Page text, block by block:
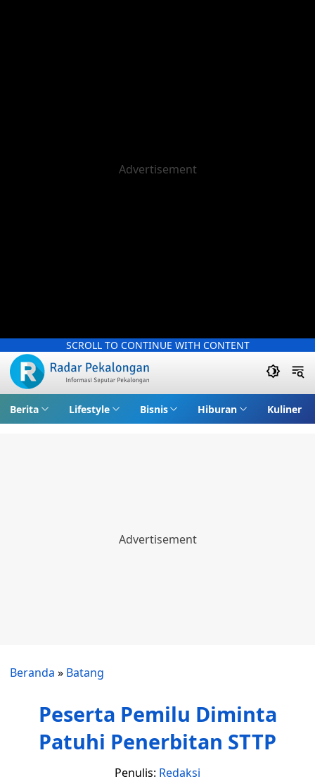
SCROLL TO CONTINUE WITH CONTENT
Berita Lifestyle Bisnis Hiburan Kuliner
Beranda » Batang
Peserta Pemilu Diminta
Patuhi Penerbitan STTP
Penulis: Redaksi